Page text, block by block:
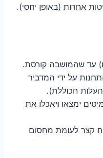
אחרות (באופן יחסי).
עד שהמושבה קורסת.
על ידי המדביר
הכוללת).
ימצאו ויאכלו את
קצר לעומת מחסום